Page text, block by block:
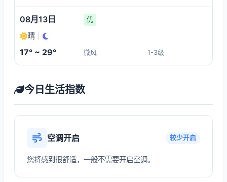
08月13日 优
晴
17° ~ 29° 微风 1-3级
今日生活指数
空调开启 较少开启
您将感到很舒适，一般不需要开启空调。